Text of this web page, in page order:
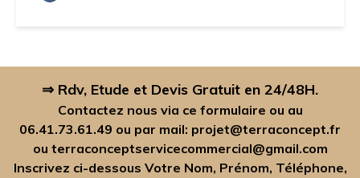
⇒ Rdv, Etude et Devis Gratuit en 24/48H.
Contactez nous via ce formulaire ou au
06.41.73.61.49 ou par mail: projet@terraconcept.fr
ou terraconceptservicecommercial@gmail.com
Inscrivez ci-dessous Votre Nom, Prénom, Téléphone,